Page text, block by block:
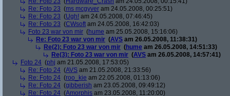
Re: Foto 23 (ms mcgyver am 24.05.2008, 00:25:51)
Re: Foto 23 (Ugh! am 24.05.2008, 07:46:45)
Re: Foto 23 (CWsoft am 24.05.2008, 16:42:03)
Foto 23 war von mir (hume am 25.05.2008, 15:16:06)
Re: Foto 23 war von mir (AVS am 26.05.2008, 11:38:31)
Re(2): Foto 23 war von mir (hume am 26.05.2008, 14:51:33)
Re(3): Foto 23 war von mir (AVS am 26.05.2008, 14:57:41)
Foto 24 (phj am 21.05.2008, 17:53:05)
Re: Foto 24 (AVS am 21.05.2008, 21:33:56)
Re: Foto 24 (roo_kie am 22.05.2008, 01:13:06)
Re: Foto 24 (gibberish am 23.05.2008, 09:49:12)
Re: Foto 24 (Amorphis am 23.05.2008, 11:20:00)